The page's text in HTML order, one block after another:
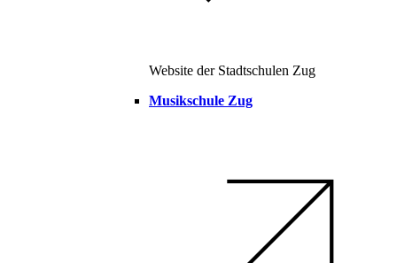
Website der Stadtschulen Zug
Musikschule Zug